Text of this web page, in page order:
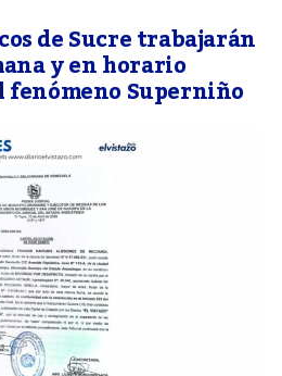
de Sucre trabajarán
y en horario
Superniño